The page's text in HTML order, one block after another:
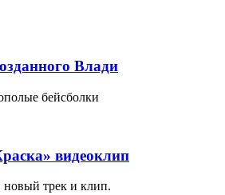
Влади
бейсболки
видеоклип
трек и клип.